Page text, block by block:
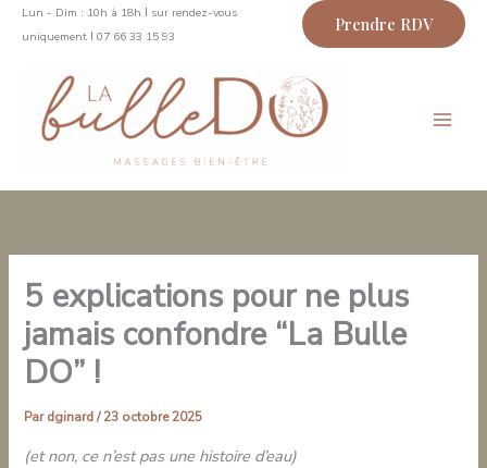
AllerLun - Dim : 10h à 18h Ι sur rendez-vous
uniquement Ι 07 66 33 15 93
Prendre RDV
5 explications pour ne plus
jamais confondre “La Bulle
DO” !
Pardginard/23 octobre 2025
(et non, ce n’est pas une histoire d’eau)